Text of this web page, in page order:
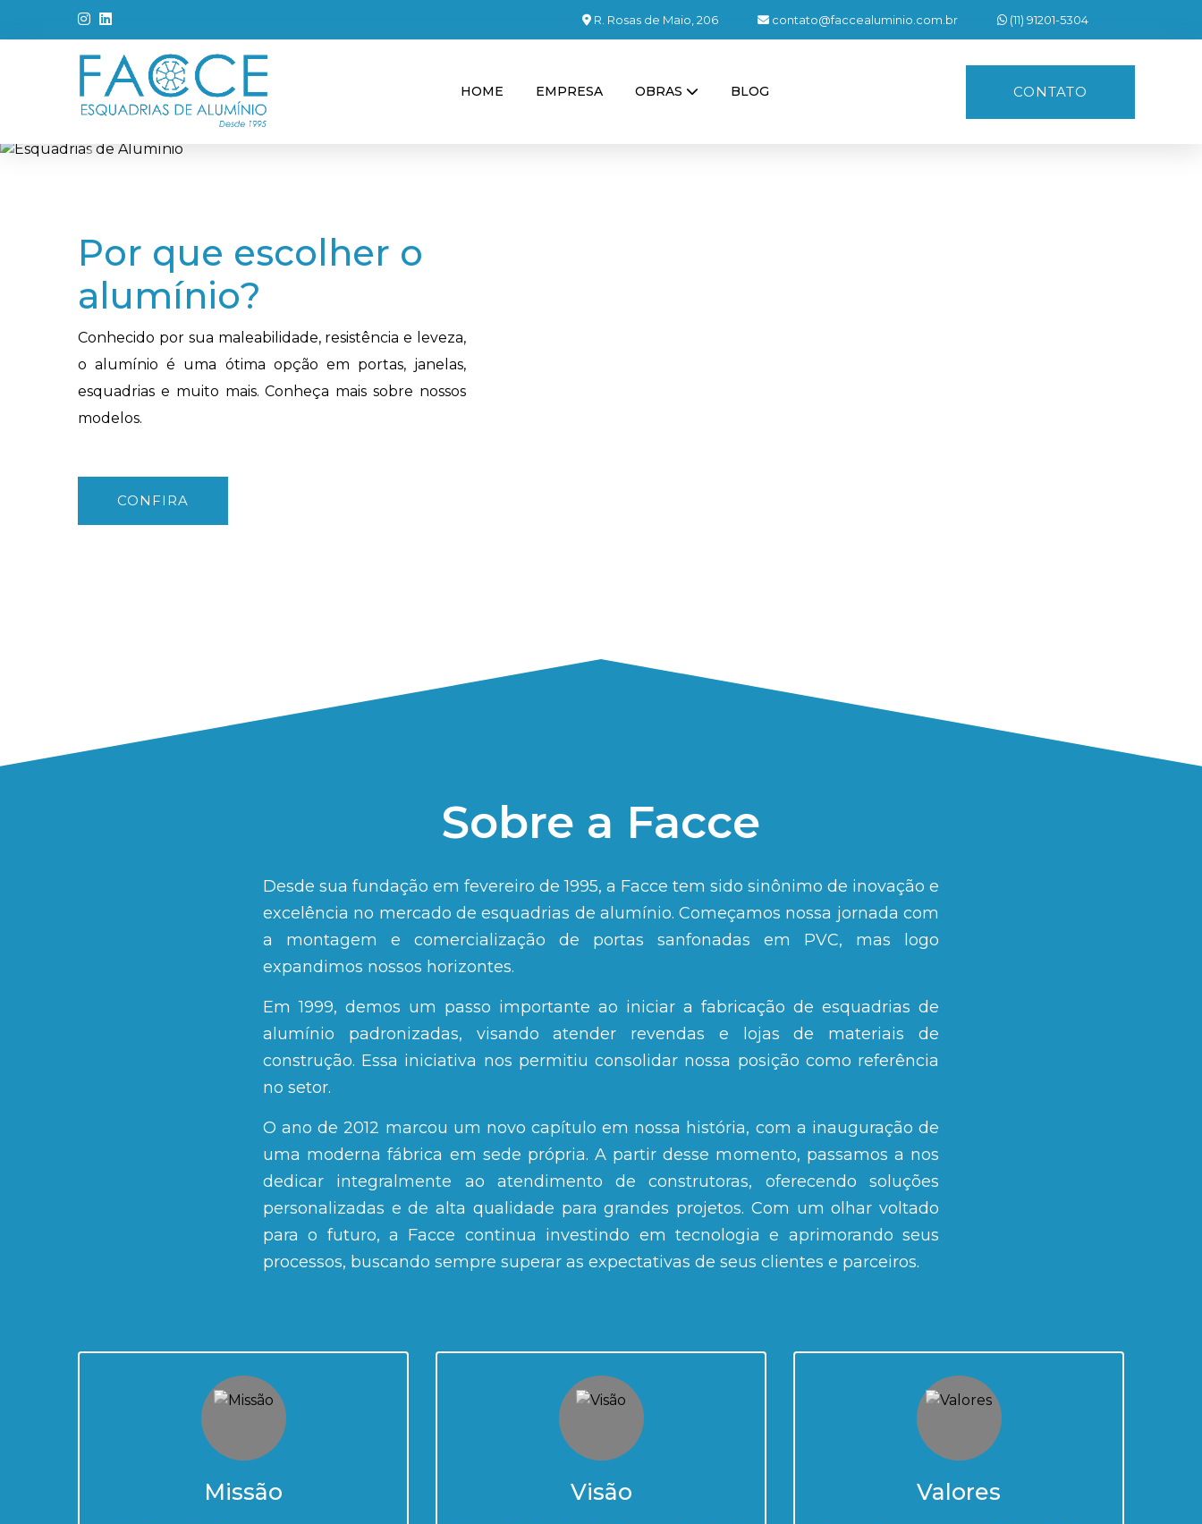
R. Rosas de Maio, 206 contato@faccealuminio.com.br (11) 91201-5304
HOME EMPRESA OBRAS BLOG CONTATO
OBRAS
REALIZADAS
Por que escolher o
alumínio?
Conhecido por sua maleabilidade, resistência e leveza,
o alumínio é uma ótima opção em portas, janelas,
esquadrias e muito mais. Conheça mais sobre nossos
modelos.
CONFIRA
Sobre a Facce
Desde sua fundação em fevereiro de 1995, a Facce tem sido sinônimo de inovação e
excelência no mercado de esquadrias de alumínio. Começamos nossa jornada com
a montagem e comercialização de portas sanfonadas em PVC, mas logo
expandimos nossos horizontes.
Em 1999, demos um passo importante ao iniciar a fabricação de esquadrias de
alumínio padronizadas, visando atender revendas e lojas de materiais de
construção. Essa iniciativa nos permitiu consolidar nossa posição como referência
no setor.
O ano de 2012 marcou um novo capítulo em nossa história, com a inauguração de
uma moderna fábrica em sede própria. A partir desse momento, passamos a nos
dedicar integralmente ao atendimento de construtoras, oferecendo soluções
personalizadas e de alta qualidade para grandes projetos. Com um olhar voltado
para o futuro, a Facce continua investindo em tecnologia e aprimorando seus
processos, buscando sempre superar as expectativas de seus clientes e parceiros.
Missão Visão Valores